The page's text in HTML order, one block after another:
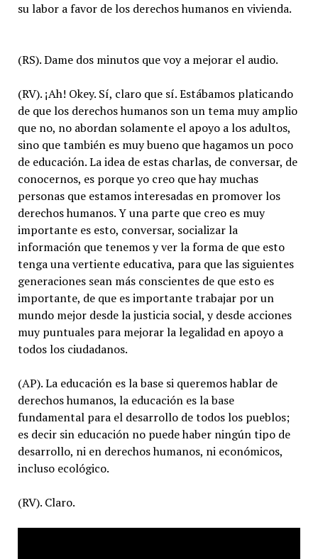
su labor a favor de los derechos humanos en vivienda.
(RS). Dame dos minutos que voy a mejorar el audio.
(RV). ¡Ah! Okey. Sí, claro que sí. Estábamos platicando
de que los derechos humanos son un tema muy amplio
que no, no abordan solamente el apoyo a los adultos,
sino que también es muy bueno que hagamos un poco
de educación. La idea de estas charlas, de conversar, de
conocernos, es porque yo creo que hay muchas
personas que estamos interesadas en promover los
derechos humanos. Y una parte que creo es muy
importante es esto, conversar, socializar la
información que tenemos y ver la forma de que esto
tenga una vertiente educativa, para que las siguientes
generaciones sean más conscientes de que esto es
importante, de que es importante trabajar por un
mundo mejor desde la justicia social, y desde acciones
muy puntuales para mejorar la legalidad en apoyo a
todos los ciudadanos.
(AP). La educación es la base si queremos hablar de
derechos humanos, la educación es la base
fundamental para el desarrollo de todos los pueblos;
es decir sin educación no puede haber ningún tipo de
desarrollo, ni en derechos humanos, ni económicos,
incluso ecológico.
(RV). Claro.